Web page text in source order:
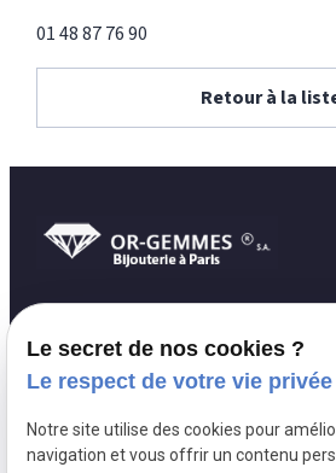
01 48 87 76 90
Retour à la
Le secret de nos cookies ?
Le respect de votre vie privée
Notre site utilise des cookies pour
navigation et vous offrir un contenu